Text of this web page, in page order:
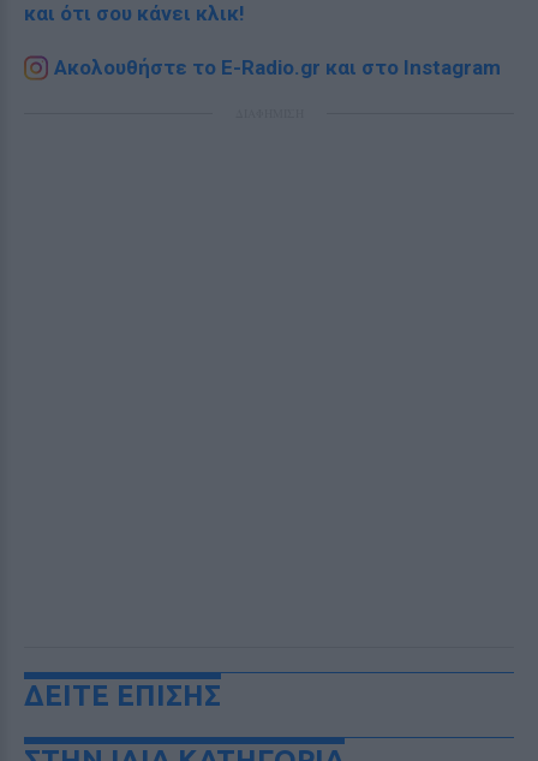
και ότι σου κάνει κλικ!
Ακολουθήστε το E-Radio.gr και στο Instagram
ΔΕΙΤΕ ΕΠΙΣΗΣ